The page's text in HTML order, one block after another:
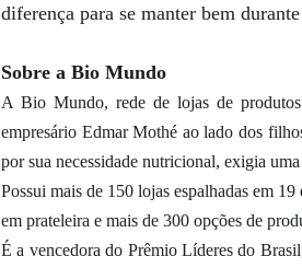
diferença para se manter bem
Sobre a Bio Mundo
A Bio Mundo, rede de lojas de
empresário Edmar Mothé ao lado dos
por sua necessidade nutricional, exigia
Possui mais de 150 lojas espalhadas em
em prateleira e mais de 300 opções de
É a vencedora do Prêmio Líderes do